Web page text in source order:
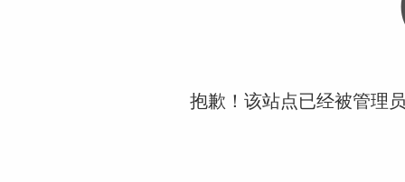
抱歉！该站点已经被管理